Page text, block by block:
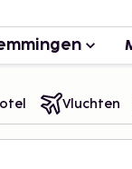
Vluchten